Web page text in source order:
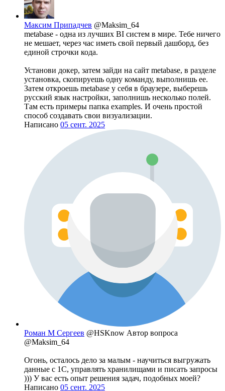
Максим Припадчев @Maksim_64
metabase - одна из лучших BI систем в мире. Тебе ничего
не мешает, через час иметь свой первый дашборд, без
единой строчки кода.
Установи докер, затем зайди на сайт metabase, в разделе
установка, скопируешь одну команду, выполнишь ее.
Затем откроешь metabase у себя в браузере, выберешь
русский язык настройки, заполнишь несколько полей.
Там есть примеры папка examples. И очень простой
способ создавать свои визуализации.
Написано 05 сент. 2025
Роман М Сергеев @HSKnow Автор вопроса
@Maksim_64
Огонь, осталось дело за малым - научиться выгружать
данные с 1С, управлять хранилищами и писать запросы
))) У вас есть опыт решения задач, подобных моей?
Написано 05 сент. 2025